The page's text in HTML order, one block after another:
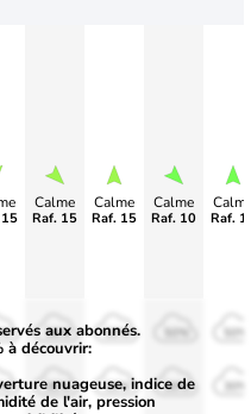
Calme
Raf. 15
Calme
Raf. 15
Calme
Raf. 10 Raf.
50%
30%
50%
30% 30% 30%
aux abonnés.
à découvrir:
nuageuse, indice de
de l'air, pression